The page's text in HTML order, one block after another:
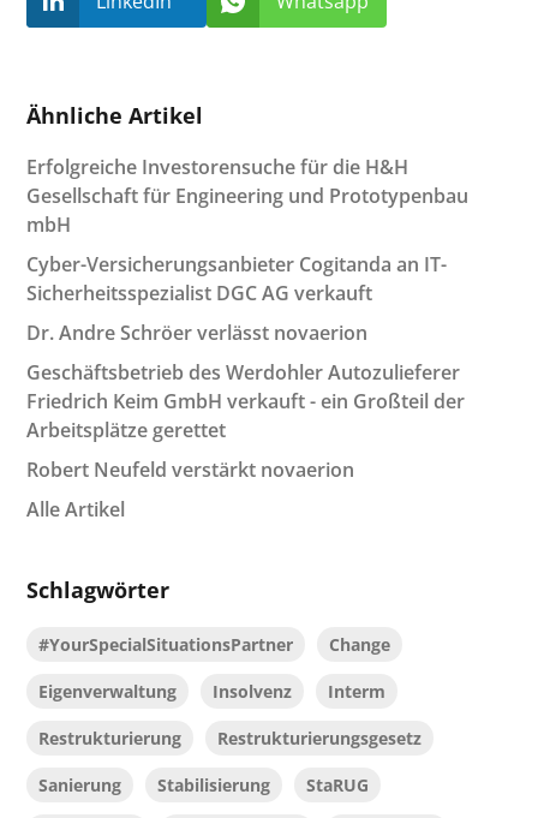
Ähnliche Artikel
Erfolgreiche Investorensuche für die H&H
Gesellschaft für Engineering und Prototypenbau
mbH
Cyber-Versicherungsanbieter Cogitanda an IT-
Sicherheitsspezialist DGC AG verkauft
Dr. Andre Schröer verlässt novaerion
Geschäftsbetrieb des Werdohler Autozulieferer
Friedrich Keim GmbH verkauft - ein Großteil der
Arbeitsplätze gerettet
Robert Neufeld verstärkt novaerion
Alle Artikel
Schlagwörter
#YourSpecialSituationsPartner Change
Eigenverwaltung Insolvenz Interm
Restrukturierung Restrukturierungsgesetz
Sanierung Stabilisierung StaRUG